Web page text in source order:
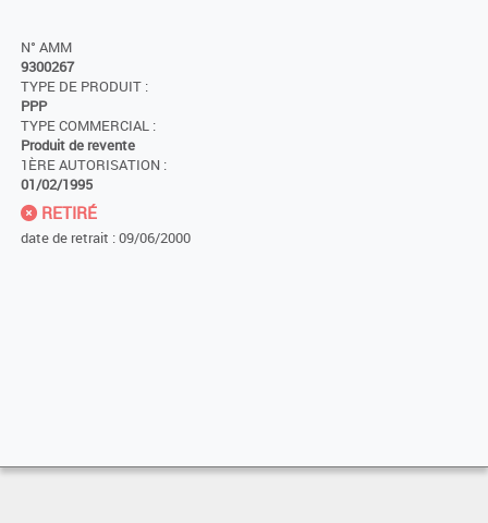
N° AMM
9300267
TYPE DE PRODUIT :
PPP
TYPE COMMERCIAL :
Produit de revente
1ÈRE AUTORISATION :
01/02/1995
RETIRÉ
date de retrait : 09/06/2000